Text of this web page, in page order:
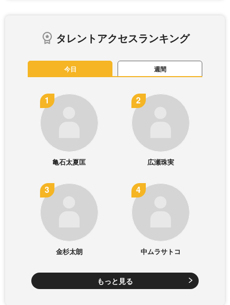
タレントアクセスランキング
今日 週間
亀石太夏匡 広瀬珠実
金杉太朗 中ムラサトコ
もっと見る